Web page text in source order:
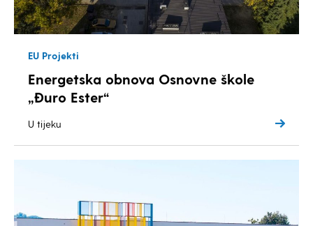
EU Projekti
Energetska obnova Osnovne škole
„Đuro Ester“
U tijeku